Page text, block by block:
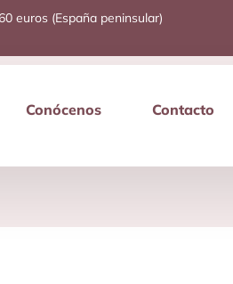
euros (España peninsular)
Conócenos Contacto